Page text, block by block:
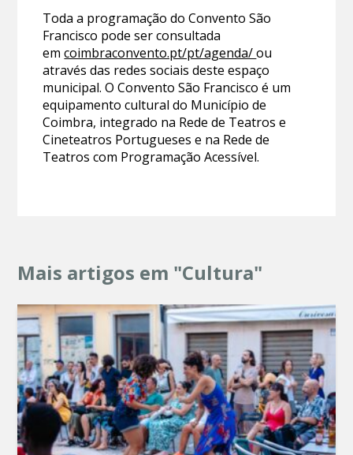
Toda a programação do Convento São
Francisco pode ser consultada
emcoimbraconvento.pt/pt/agenda/ou
através das redes sociais deste espaço
municipal. O Convento São Francisco é um
equipamento cultural do Município de
Coimbra, integrado na Rede de Teatros e
Cineteatros Portugueses e na Rede de
Teatros com Programação Acessível.
Mais artigos em "Cultura"